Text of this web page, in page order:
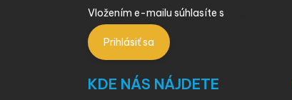
Vložením e-mailu súhlasíte s
Prihlásiť sa
KDE NÁS NÁJDETE